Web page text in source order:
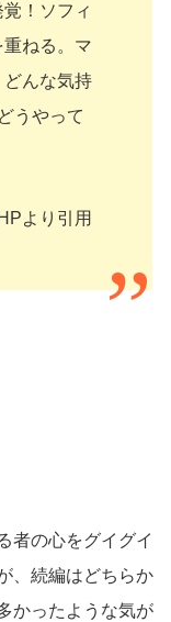
！ソフィ
ねる。マ
んな気持
うやって
より引用
者の心をグイグイ
、続編はどちらか
かったような気が